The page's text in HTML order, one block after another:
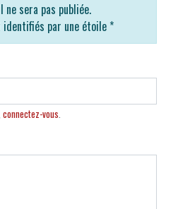
sera pas publiée.
par une étoile *
connectez-vous.